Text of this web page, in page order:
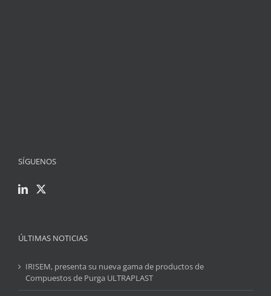
SÍGUENOS
ÚLTIMAS NOTICIAS
IRISEM, presenta su nueva gama de productos de
Compuestos de Purga ULTRAPLAST